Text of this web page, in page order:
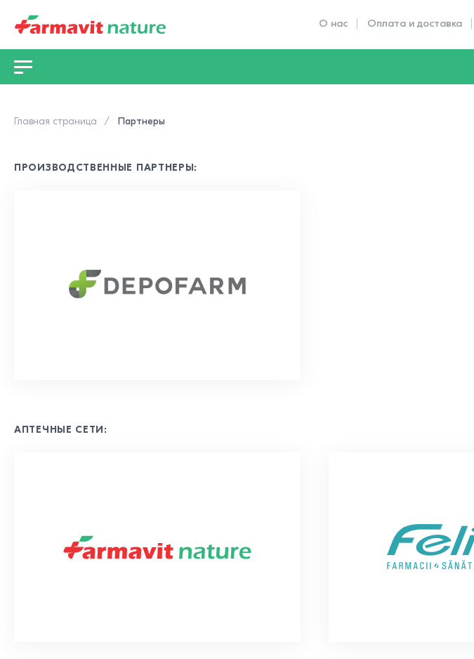
О нас Оплата и доставка
Главная страница Партнеры
ПРОИЗВОДСТВЕННЫЕ ПАРТНЕРЫ:
АПТЕЧНЫЕ СЕТИ: